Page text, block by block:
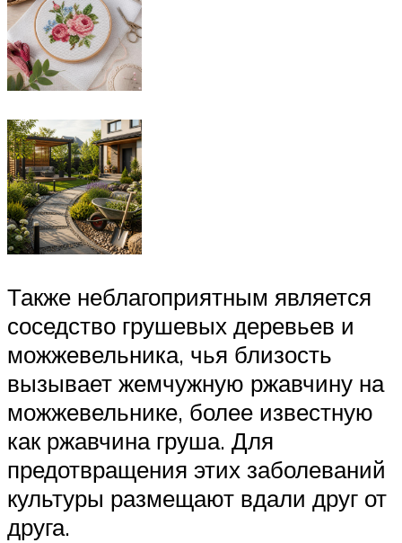
Также неблагоприятным является
соседство грушевых деревьев и
можжевельника, чья близость
вызывает жемчужную ржавчину на
можжевельнике, более известную
как ржавчина груша. Для
предотвращения этих заболеваний
культуры размещают вдали друг от
друга.